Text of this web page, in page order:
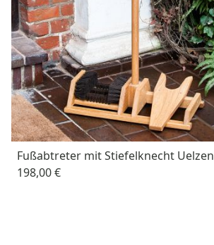
Fußabtreter mit Stiefelknecht Uelzen
198,00 €